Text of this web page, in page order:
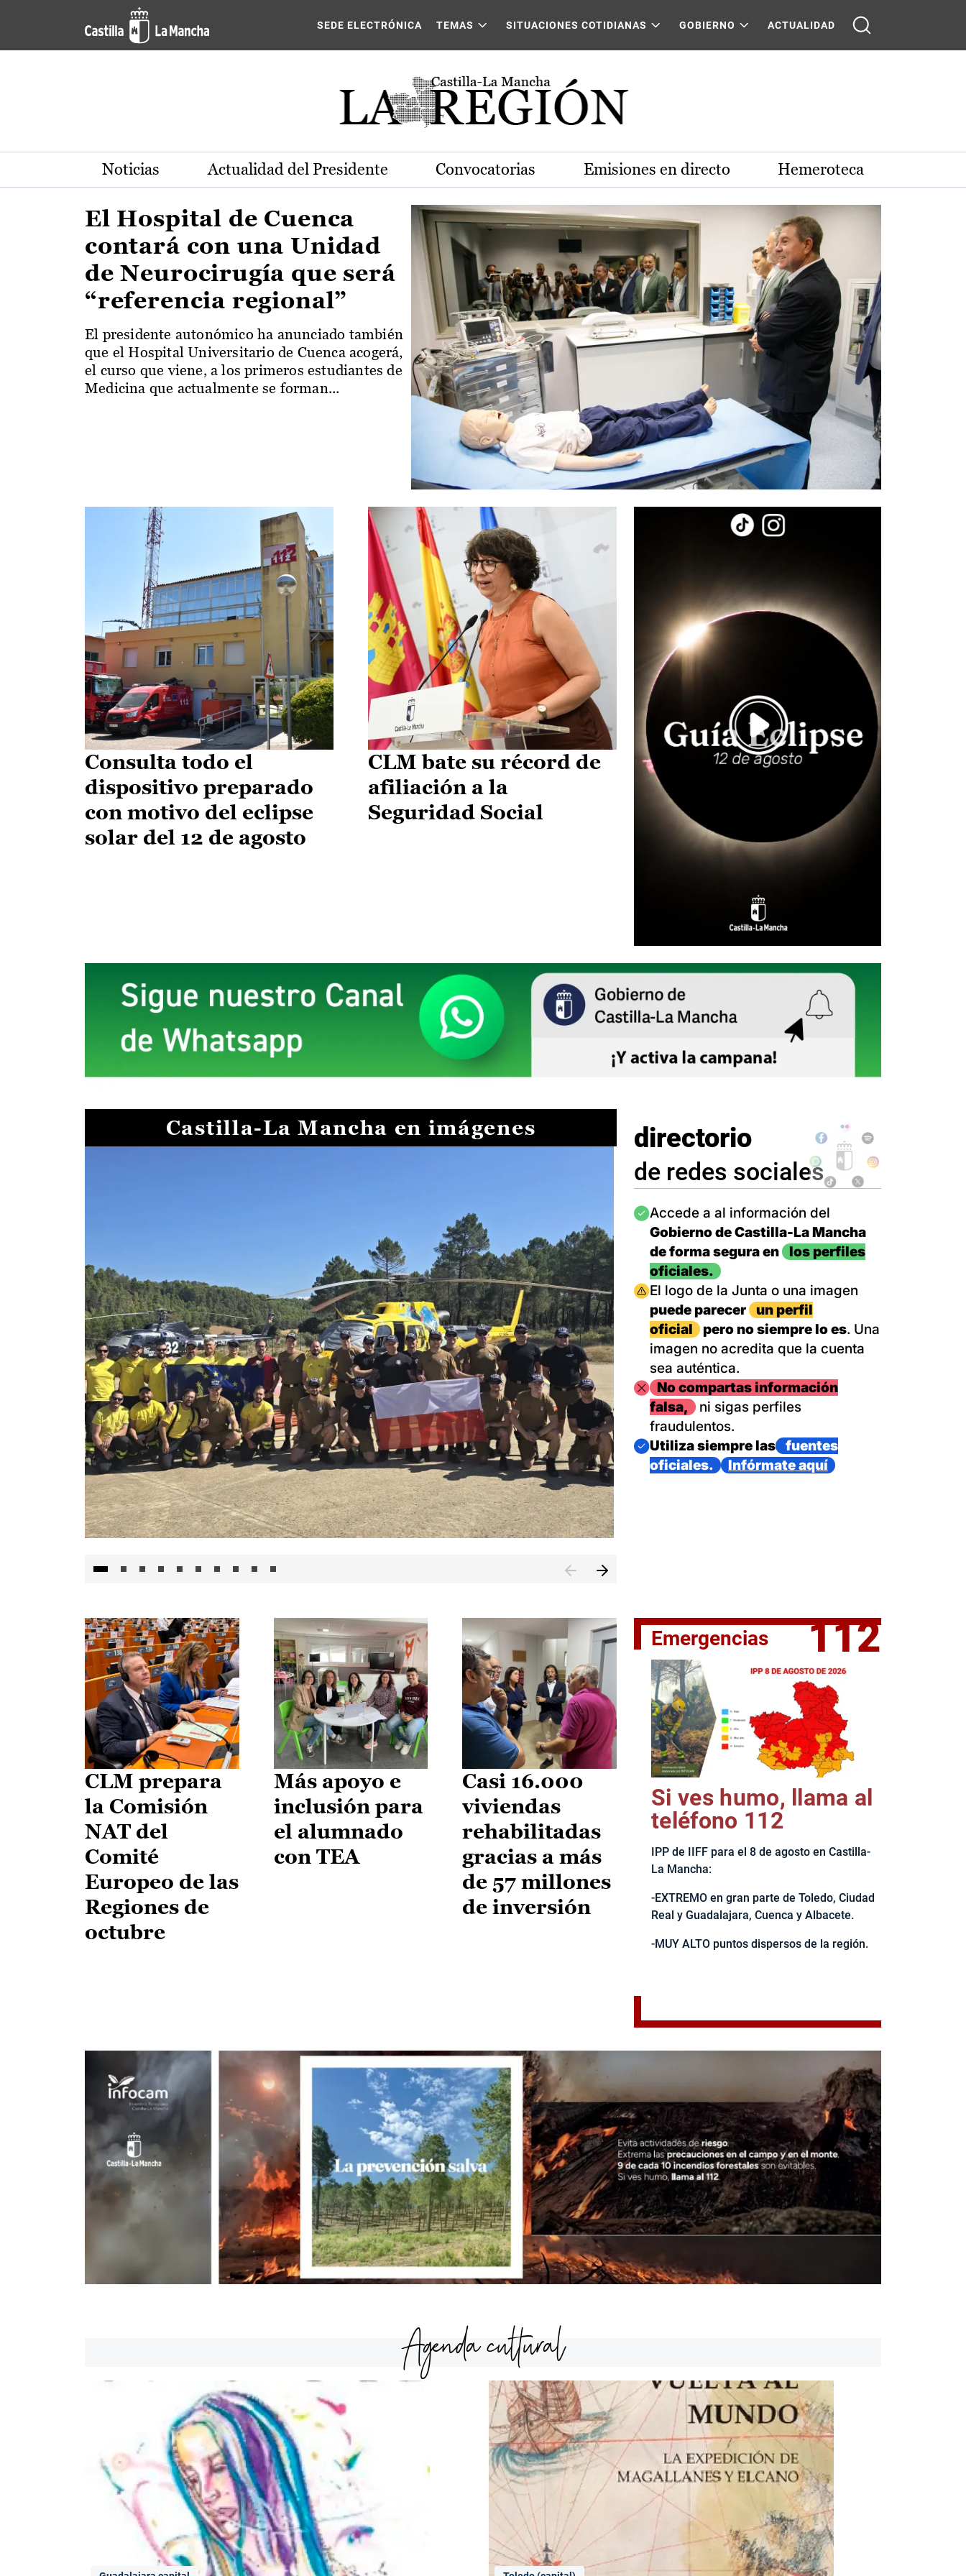
Pasar al contenido principal
Actualidad de la región de Castilla-La Mancha
SEDE ELECTRÓNICA TEMAS SITUACIONES COTIDIANAS GOBIERNO ACTUALIDAD
Noticias Actualidad del Presidente Convocatorias Emisiones en directo Hemeroteca
El Hospital de Cuenca
contará con una Unidad
de Neurocirugía que será
“referencia regional”
El presidente autonómico ha anunciado también
que el Hospital Universitario de Cuenca acogerá,
el curso que viene, a los primeros estudiantes de
Medicina que actualmente se forman...
Consulta todo el
dispositivo preparado
con motivo del eclipse
solar del 12 de agosto
CLM bate su récord de
afiliación a la
Seguridad Social
Castilla-La Mancha en imágenes
II Vuelta Ciclista CLM LEADER
directorio
de redes sociales
Imagen
Accede a al información del
Gobierno de Castilla-La Mancha
de forma segura en
los perfiles
oficiales.
Imagen
El logo de la Junta o una imagen
puede parecer
un perfil
oficial
pero no siempre lo es. Una
imagen no acredita que la cuenta
sea auténtica.
ImagenNo compartas información
falsa,
ni sigas perfiles
fraudulentos.
Imagen
Utiliza siempre las
fuentes
oficiales.
Infórmate aquí
CLM prepara
la Comisión
NAT del
Comité
Europeo de las
Regiones de
octubre
Más apoyo e
inclusión para
el alumnado
con TEA
Casi 16.000
viviendas
rehabilitadas
gracias a más
de 57 millones
de inversión
Emergencias 112
Si ves humo, llama al
teléfono 112
IPP de IIFF para el 8 de agosto en Castilla-
La Mancha:
-EXTREMO en gran parte de Toledo, Ciudad
Real y Guadalajara, Cuenca y Albacete.
-MUY ALTO puntos dispersos de la región.
Agenda cultural